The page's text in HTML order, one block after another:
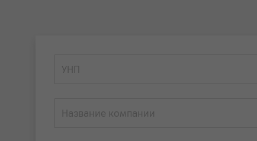
УНП
Название компании